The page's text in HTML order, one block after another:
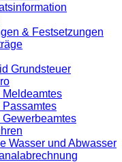
& Festsetzungen
Grundsteuer
Wasser und Abwasser